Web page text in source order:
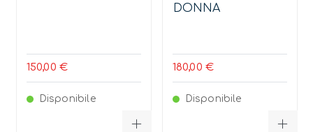
150,00 €
Disponibile
DONNA
180,00 €
Disponibile